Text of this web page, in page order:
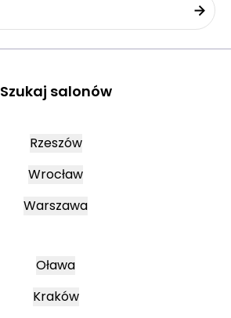
Szukaj salonów
Rzeszów
Wrocław
Warszawa
Oława
Kraków